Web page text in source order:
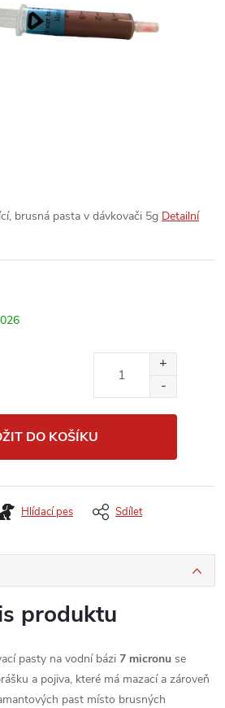
brusná pasta v dávkovači 5g Detailní
DO KOŠÍKU
Hlídací pes Sdílet
produktu
pasty na vodní bázi 7 micronu se
a pojiva, které má mazací a zároveň
past místo brusných